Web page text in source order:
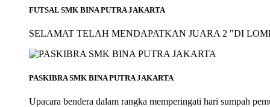
FUTSAL SMK BINA PUTRA JAKARTA
SELAMAT TELAH MENDAPATKAN JUARA 2 "DI
PASKIBRA SMK BINA PUTRA JAKARTA
Upacara bendera dalam rangka memperingati hari sumpah